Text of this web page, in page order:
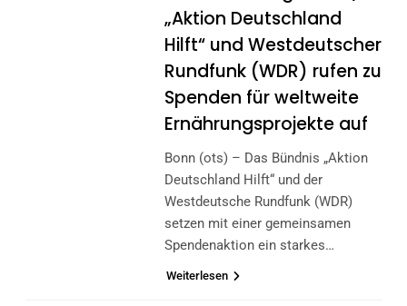
„Aktion Deutschland
Hilft“ und Westdeutscher
Rundfunk (WDR) rufen zu
Spenden für weltweite
Ernährungsprojekte auf
Bonn (ots) – Das Bündnis „Aktion
Deutschland Hilft“ und der
Westdeutsche Rundfunk (WDR)
setzen mit einer gemeinsamen
Spendenaktion ein starkes…
Weiterlesen